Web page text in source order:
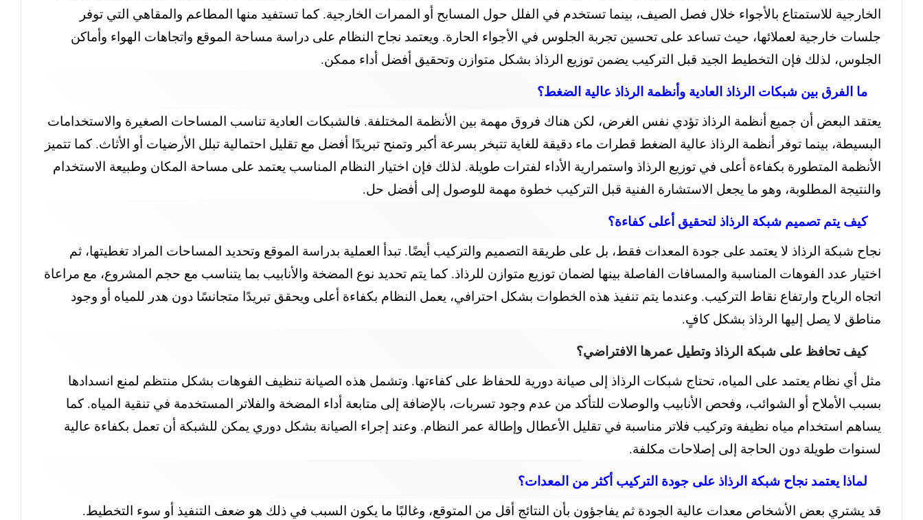
الخارجية للاستمتاع بالأجواء خلال فصل الصيف، بينما تستخدم في الفلل حول المسابح أو الممرات الخارجية. كما تستفيد منها المطاعم والمقاهي التي توفر
جلسات خارجية لعملائها، حيث تساعد على تحسين تجربة الجلوس في الأجواء الحارة. ويعتمد نجاح النظام على دراسة مساحة الموقع واتجاهات الهواء وأماكن
الجلوس، لذلك فإن التخطيط الجيد قبل التركيب يضمن توزيع الرذاذ بشكل متوازن وتحقيق أفضل أداء ممكن.
ما الفرق بين شبكات الرذاذ العادية وأنظمة الرذاذ عالية الضغط؟
يعتقد البعض أن جميع أنظمة الرذاذ تؤدي نفس الغرض، لكن هناك فروق مهمة بين الأنظمة المختلفة. فالشبكات العادية تناسب المساحات الصغيرة والاستخدامات
البسيطة، بينما توفر أنظمة الرذاذ عالية الضغط قطرات ماء دقيقة للغاية تتبخر بسرعة أكبر وتمنح تبريدًا أفضل مع تقليل احتمالية تبلل الأرضيات أو الأثاث. كما تتميز
الأنظمة المتطورة بكفاءة أعلى في توزيع الرذاذ واستمرارية الأداء لفترات طويلة. لذلك فإن اختيار النظام المناسب يعتمد على مساحة المكان وطبيعة الاستخدام
والنتيجة المطلوبة، وهو ما يجعل الاستشارة الفنية قبل التركيب خطوة مهمة للوصول إلى أفضل حل.
كيف يتم تصميم شبكة الرذاذ لتحقيق أعلى كفاءة؟
نجاح شبكة الرذاذ لا يعتمد على جودة المعدات فقط، بل على طريقة التصميم والتركيب أيضًا. تبدأ العملية بدراسة الموقع وتحديد المساحات المراد تغطيتها، ثم
اختيار عدد الفوهات المناسبة والمسافات الفاصلة بينها لضمان توزيع متوازن للرذاذ. كما يتم تحديد نوع المضخة والأنابيب بما يتناسب مع حجم المشروع، مع مراعاة
اتجاه الرياح وارتفاع نقاط التركيب. وعندما يتم تنفيذ هذه الخطوات بشكل احترافي، يعمل النظام بكفاءة أعلى ويحقق تبريدًا متجانسًا دون هدر للمياه أو وجود
مناطق لا يصل إليها الرذاذ بشكل كافٍ.
كيف تحافظ على شبكة الرذاذ وتطيل عمرها الافتراضي؟
مثل أي نظام يعتمد على المياه، تحتاج شبكات الرذاذ إلى صيانة دورية للحفاظ على كفاءتها. وتشمل هذه الصيانة تنظيف الفوهات بشكل منتظم لمنع انسدادها
بسبب الأملاح أو الشوائب، وفحص الأنابيب والوصلات للتأكد من عدم وجود تسربات، بالإضافة إلى متابعة أداء المضخة والفلاتر المستخدمة في تنقية المياه. كما
يساهم استخدام مياه نظيفة وتركيب فلاتر مناسبة في تقليل الأعطال وإطالة عمر النظام. وعند إجراء الصيانة بشكل دوري يمكن للشبكة أن تعمل بكفاءة عالية
لسنوات طويلة دون الحاجة إلى إصلاحات مكلفة.
لماذا يعتمد نجاح شبكة الرذاذ على جودة التركيب أكثر من المعدات؟
قد يشتري بعض الأشخاص معدات عالية الجودة ثم يفاجؤون بأن النتائج أقل من المتوقع، وغالبًا ما يكون السبب في ذلك هو ضعف التنفيذ أو سوء التخطيط.